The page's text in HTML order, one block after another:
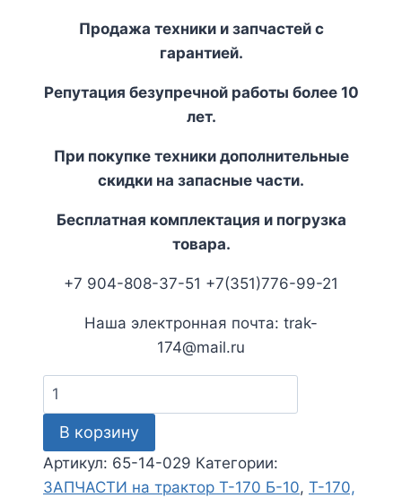
Продажа техники и запчастей с
гарантией.
Репутация безупречной работы более 10
лет.
При покупке техники дополнительные
скидки на запасные части.
Бесплатная комплектация и погрузка
товара.
+7 904-808-37-51 +7(351)776-99-21
Наша электронная почта: trak-
174@mail.ru
Количество
товара
Двигатель
Д-180
(65-
В корзину
Артикул: 65-14-029 Категории:
ЗАПЧАСТИ на трактор Т-170 Б-10, Т-170,